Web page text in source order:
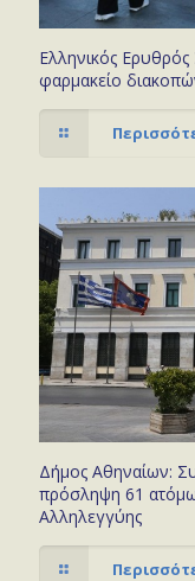
Ελληνικός Ερυθρός
φαρμακείο
Δήμος Αθηναίων:
πρόσληψη 61
Αλληλεγγύης